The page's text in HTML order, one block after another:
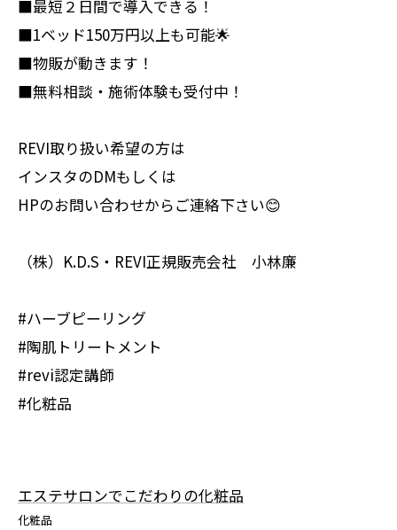
■最短２日間で導入できる！
■1ベッド150万円以上も可能🌟
■物販が動きます！
■無料相談・施術体験も受付中！
REVI取り扱い希望の方は
インスタのDMもしくは
HPのお問い合わせからご連絡下さい😊
（株）K.D.S・REVI正規販売会社 小林廉
#ハーブピーリング
#陶肌トリートメント
#revi認定講師
#化粧品
エステサロンでこだわりの化粧品
化粧品